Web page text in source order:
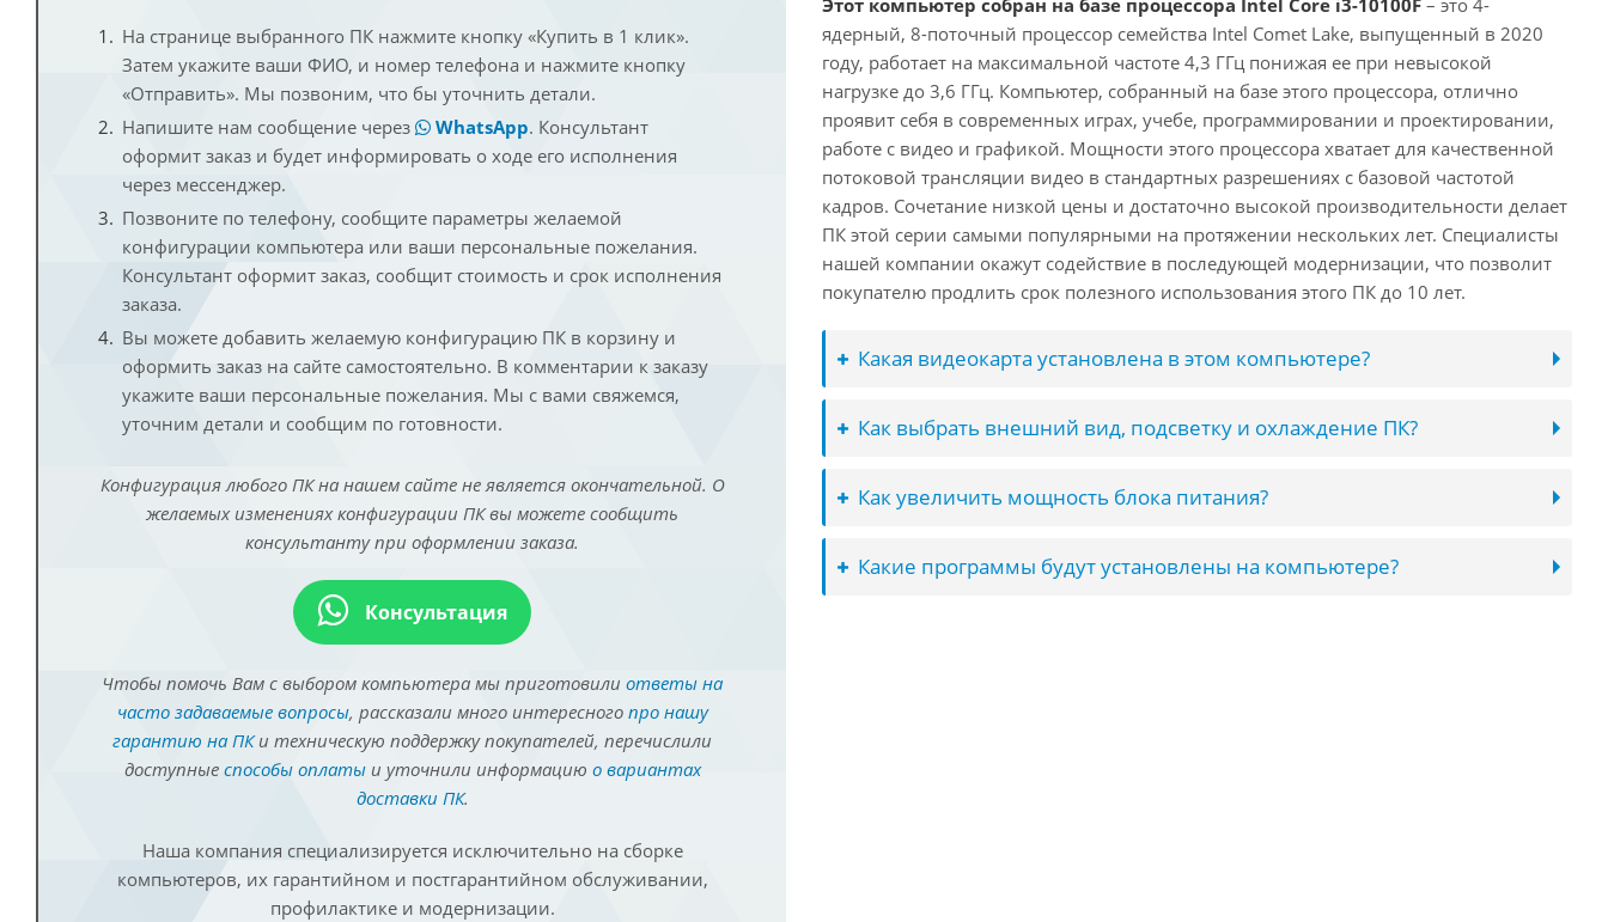
На странице выбранного ПК нажмите кнопку «Купить в 1 клик».
Затем укажите ваши ФИО, и номер телефона и нажмите кнопку
«Отправить». Мы позвоним, что бы уточнить детали.
Напишите нам сообщение через
WhatsApp. Консультант
оформит заказ и будет информировать о ходе его исполнения
через мессенджер.
Позвоните по телефону, сообщите параметры желаемой
конфигурации компьютера или ваши персональные пожелания.
Консультант оформит заказ, сообщит стоимость и срок исполнения
заказа.
Вы можете добавить желаемую конфигурацию ПК в корзину и
оформить заказ на сайте самостоятельно. В комментарии к заказу
укажите ваши персональные пожелания. Мы с вами свяжемся,
уточним детали и сообщим по готовности.
Конфигурация любого ПК на нашем сайте не является окончательной. О
желаемых изменениях конфигурации ПК вы можете сообщить
консультанту при оформлении заказа.
Консультация
Чтобы помочь Вам с выбором компьютера мы приготовили ответы на
часто задаваемые вопросы, рассказали много интересного про нашу
гарантию на ПКи техническую поддержку покупателей, перечислили
доступные способы оплатыи уточнили информацию о вариантах
доставки ПК.
Наша компания специализируется исключительно на сборке
компьютеров, их гарантийном и постгарантийном обслуживании,
профилактике и модернизации.
Этот компьютер собран на базе процессора Intel Core i3-10100F – это 4-
ядерный, 8-поточный процессор семейства Intel Comet Lake, выпущенный в 2020
году, работает на максимальной частоте 4,3 ГГц понижая ее при невысокой
нагрузке до 3,6 ГГц. Компьютер, собранный на базе этого процессора, отлично
проявит себя в современных играх, учебе, программировании и проектировании,
работе с видео и графикой. Мощности этого процессора хватает для качественной
потоковой трансляции видео в стандартных разрешениях с базовой частотой
кадров. Сочетание низкой цены и достаточно высокой производительности делает
ПК этой серии самыми популярными на протяжении нескольких лет. Специалисты
нашей компании окажут содействие в последующей модернизации, что позволит
покупателю продлить срок полезного использования этого ПК до 10 лет.
Какая видеокарта установлена в этом компьютере?
Как выбрать внешний вид, подсветку и охлаждение ПК?
Как увеличить мощность блока питания?
Какие программы будут установлены на компьютере?